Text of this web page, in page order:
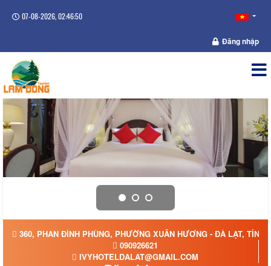
07-08-2026, 02:46:51
Đăng nhập
360, PHAN ĐÌNH PHÙNG, PHƯỜNG XUÂN HƯƠNG - ĐÀ LẠT, TỈNH
090926621
IVYHOTELDALAT@GMAIL.COM